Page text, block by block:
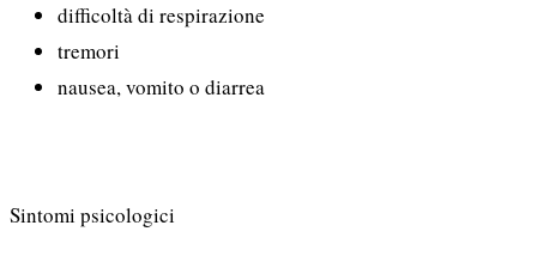
difficoltà di respirazione
tremori
nausea, vomito o diarrea
Sintomi psicologici